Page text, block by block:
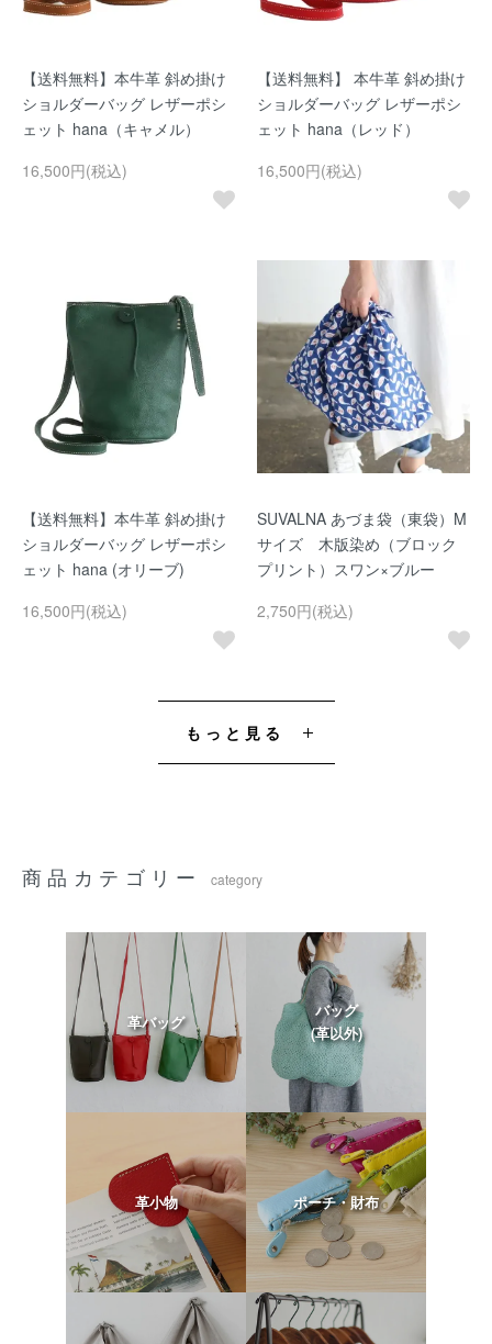
【送料無料】本牛革 斜め掛け
ショルダーバッグ レザーポシ
ェット hana（キャメル）
16,500円(税込)
【送料無料】 本牛革 斜め掛け
ショルダーバッグ レザーポシ
ェット hana（レッド）
16,500円(税込)
【送料無料】本牛革 斜め掛け
ショルダーバッグ レザーポシ
ェット hana (オリーブ)
16,500円(税込)
SUVALNA あづま袋（東袋）M
サイズ 木版染め（ブロック
プリント）スワン×ブルー
2,750円(税込)
もっと見る
商品カテゴリー category
革バッグ
バッグ
(革以外)
革小物 ポーチ・財布